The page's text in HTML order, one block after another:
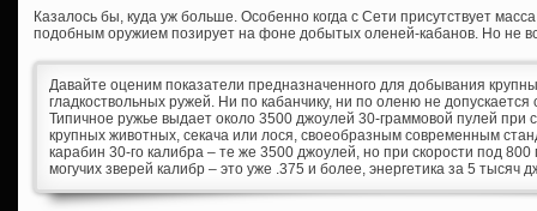
Казалось бы, куда уж больше. Особенно когда с Сети присутствует
подобным оружием позирует на фоне добытых оленей-кабанов. Но не
Давайте оценим показатели предназначенного для добывания
гладкоствольных ружей. Ни по кабанчику, ни по оленю не
Типичное ружье выдает около 3500 джоулей 30-граммовой пулей при
крупных животных, секача или лося, своеобразным современным
карабин 30-го калибра – те же 3500 джоулей, но при скорости под
могучих зверей калибр – это уже .375 и более, энергетика за 5 тысяч